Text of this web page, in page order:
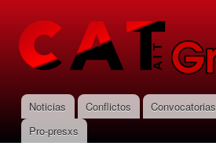
CNT-AIT
Granada
Menú principal
Noticias Conflictos Convocatorias
Pro-presxs